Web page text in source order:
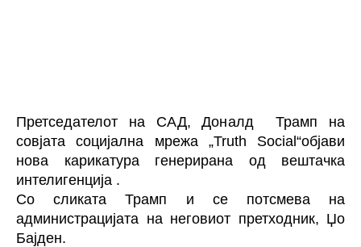
Претседателот на САД, Доналд Трамп на
совјата социјална мрежа „Truth Social“објави
нова карикатура генерирана од вештачка
интелигенција .
Со сликата Трамп и се потсмева на
администрацијата на неговиот претходник, Џо
Бајден.